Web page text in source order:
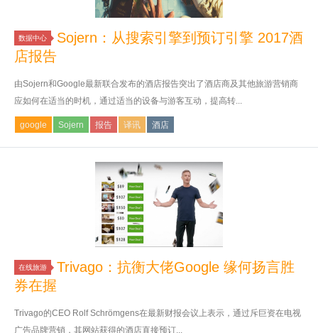
数据中心
Sojern：从搜索引擎到预订引擎 2017酒
店报告
由Sojern和Google最新联合发布的酒店报告突出了酒店商及其他旅游营销商
应如何在适当的时机，通过适当的设备与游客互动，提高转...
google Sojern 报告 译讯 酒店
在线旅游
Trivago：抗衡大佬Google 缘何扬言胜
券在握
Trivago的CEO Rolf Schrömgens在最新财报会议上表示，通过斥巨资在电视
广告品牌营销，其网站获得的酒店直接预订...